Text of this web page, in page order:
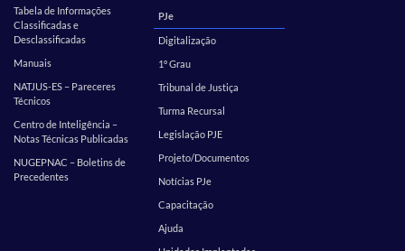
Tabela de Informações
Classificadas e
Desclassificadas
Manuais
NATJUS-ES – Pareceres
Técnicos
Centro de Inteligência –
Notas Técnicas Publicadas
NUGEPNAC – Boletins de
Precedentes
PJe
Digitalização
1º Grau
Tribunal de Justiça
Turma Recursal
Legislação PJE
Projeto/Documentos
Notícias PJe
Capacitação
Ajuda